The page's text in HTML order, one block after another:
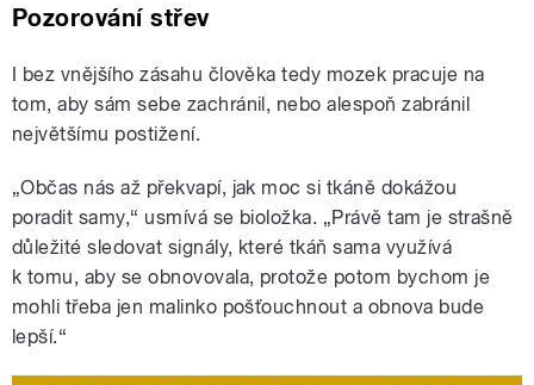
Pozorování střev
I bez vnějšího zásahu člověka tedy mozek pracuje na
tom, aby sám sebe zachránil, nebo alespoň zabránil
největšímu postižení.
„Občas nás až překvapí, jak moc si tkáně dokážou
poradit samy,“ usmívá se bioložka. „Právě tam je strašně
důležité sledovat signály, které tkáň sama využívá
k tomu, aby se obnovovala, protože potom bychom je
mohli třeba jen malinko pošťouchnout a obnova bude
lepší.“